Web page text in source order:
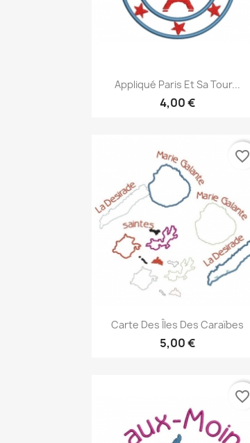
Aperçu rapide
Appliqué Paris Et Sa Tour...
4,00 €
Aperçu rapide
Carte Des Îles Des Caraïbes
5,00 €
favorite_border
favorite_border